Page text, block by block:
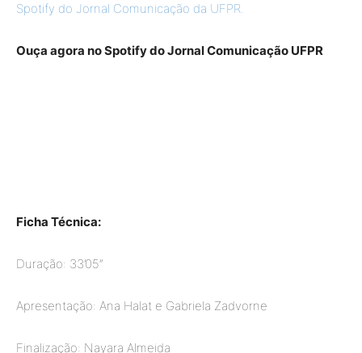
Spotify do Jornal Comunicação da UFPR.
Ouça agora no Spotify do Jornal Comunicação UFPR
Ficha Técnica:
Duração: 33’05”
Apresentação: Ana Halat e Gabriela Zadvorne
Finalização: Nayara Almeida